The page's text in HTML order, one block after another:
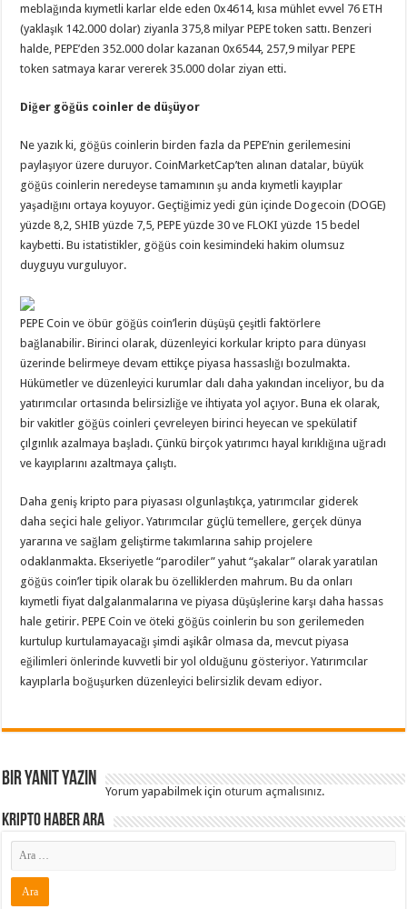
meblağında kıymetli karlar elde eden 0x4614, kısa mühlet evvel 76 ETH
(yaklaşık 142.000 dolar) ziyanla 375,8 milyar PEPE token sattı. Benzeri
halde, PEPE’den 352.000 dolar kazanan 0x6544, 257,9 milyar PEPE
token satmaya karar vererek 35.000 dolar ziyan etti.
Diğer göğüs coinler de düşüyor
Ne yazık ki, göğüs coinlerin birden fazla da PEPE’nin gerilemesini
paylaşıyor üzere duruyor. CoinMarketCap’ten alınan datalar, büyük
göğüs coinlerin neredeyse tamamının şu anda kıymetli kayıplar
yaşadığını ortaya koyuyor. Geçtiğimiz yedi gün içinde Dogecoin (DOGE)
yüzde 8,2, SHIB yüzde 7,5, PEPE yüzde 30 ve FLOKI yüzde 15 bedel
kaybetti. Bu istatistikler, göğüs coin kesimindeki hakim olumsuz
duyguyu vurguluyor.
PEPE Coin ve öbür göğüs coin’lerin düşüşü çeşitli faktörlere
bağlanabilir. Birinci olarak, düzenleyici korkular kripto para dünyası
üzerinde belirmeye devam ettikçe piyasa hassaslığı bozulmakta.
Hükümetler ve düzenleyici kurumlar dalı daha yakından inceliyor, bu da
yatırımcılar ortasında belirsizliğe ve ihtiyata yol açıyor. Buna ek olarak,
bir vakitler göğüs coinleri çevreleyen birinci heyecan ve spekülatif
çılgınlık azalmaya başladı. Çünkü birçok yatırımcı hayal kırıklığına uğradı
ve kayıplarını azaltmaya çalıştı.
Daha geniş kripto para piyasası olgunlaştıkça, yatırımcılar giderek
daha seçici hale geliyor. Yatırımcılar güçlü temellere, gerçek dünya
yararına ve sağlam geliştirme takımlarına sahip projelere
odaklanmakta. Ekseriyetle “parodiler” yahut “şakalar” olarak yaratılan
göğüs coin’ler tipik olarak bu özelliklerden mahrum. Bu da onları
kıymetli fiyat dalgalanmalarına ve piyasa düşüşlerine karşı daha hassas
hale getirir. PEPE Coin ve öteki göğüs coinlerin bu son gerilemeden
kurtulup kurtulamayacağı şimdi aşikâr olmasa da, mevcut piyasa
eğilimleri önlerinde kuvvetli bir yol olduğunu gösteriyor. Yatırımcılar
kayıplarla boğuşurken düzenleyici belirsizlik devam ediyor.
Bir yanıt yazın
Yorum yapabilmek içinoturum açmalısınız.
Kripto Haber ARA